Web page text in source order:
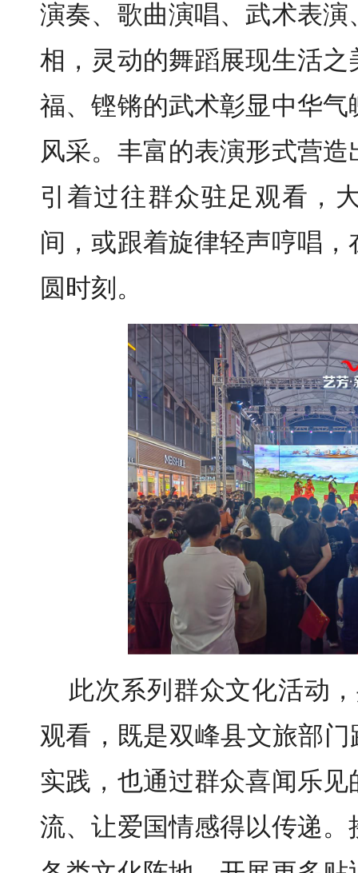
演奏、歌曲演唱、武术表
相，灵动的舞蹈展现生活
福、铿锵的武术彰显中华
风采。丰富的表演形式营
引着过往群众驻足观看，
间，或跟着旋律轻声哼唱
圆时刻。
此次系列群众文化活动
观看，既是双峰县文旅部
实践，也通过群众喜闻乐
流、让爱国情感得以传递